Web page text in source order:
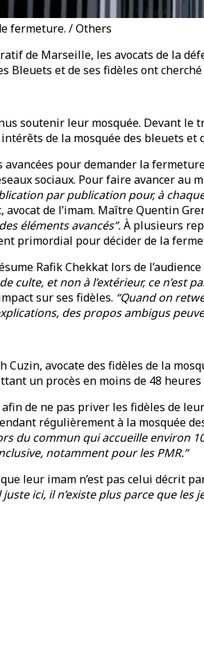
fermeture. / Others
de Marseille, les avocats de la
Bleuets et de ses fidèles ont
soutenir leur mosquée. Devant
de la mosquée des bleuets
pour demander la
sociaux. Pour faire avancer au
par publication pour, à
de l’imam. Maître Quentin
éléments avancés”.À plusieurs
primordial pour décider de la
Rafik Chekkat lors de l’audience
culte, et non à l’extérieur, ce n’est
sur ses fidèles. “Quand on
des propos ambigus
Cuzin, avocate des fidèles de la
un procès en moins de 48
de ne pas priver les fidèles de
régulièrement à la mosquée
du commun qui accueille environ
notamment pour les PMR.”
leur imam n’est pas celui décrit
ici, il n’existe plus parce que les